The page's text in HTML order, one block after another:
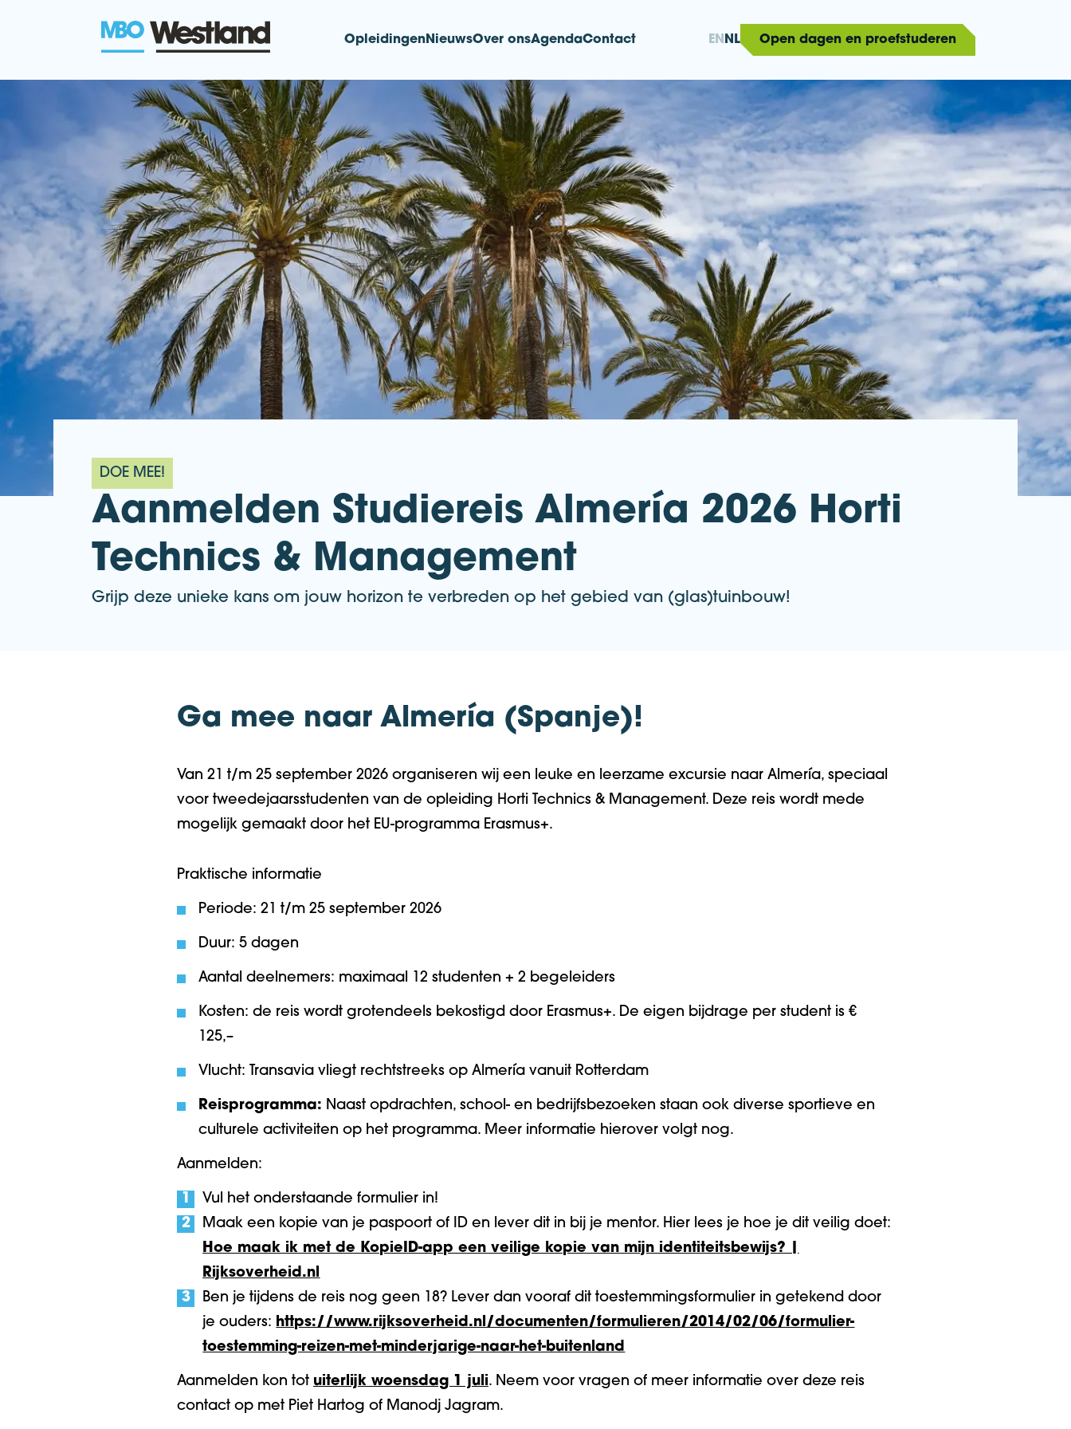
MBO Westland
OpleidingenNieuwsOver onsAgendaContact EN NL Open dagen en proefstuderen
DOE MEE!
Aanmelden Studiereis Almería 2026 Horti
Technics & Management
Grijp deze unieke kans om jouw horizon te verbreden op het gebied van (glas)tuinbouw!
Ga mee naar Almería (Spanje)!
Van 21 t/m 25 september 2026 organiseren wij een leuke en leerzame excursie naar Almería, speciaal
voor tweedejaarsstudenten van de opleiding Horti Technics & Management. Deze reis wordt mede
mogelijk gemaakt door het EU-programma Erasmus+.
Praktische informatie
Periode: 21 t/m 25 september 2026
Duur: 5 dagen
Aantal deelnemers: maximaal 12 studenten + 2 begeleiders
Kosten: de reis wordt grotendeels bekostigd door Erasmus+. De eigen bijdrage per student is €
125,–
Vlucht: Transavia vliegt rechtstreeks op Almería vanuit Rotterdam
Reisprogramma: Naast opdrachten, school- en bedrijfsbezoeken staan ook diverse sportieve en
culturele activiteiten op het programma. Meer informatie hierover volgt nog.
Aanmelden:
Vul het onderstaande formulier in!
Maak een kopie van je paspoort of ID en lever dit in bij je mentor. Hier lees je hoe je dit veilig doet:
Hoe maak ik met de KopieID-app een veilige kopie van mijn identiteitsbewijs? |
Rijksoverheid.nl
Ben je tijdens de reis nog geen 18? Lever dan vooraf dit toestemmingsformulier in getekend door
je ouders: https://www.rijksoverheid.nl/documenten/formulieren/2014/02/06/formulier-
toestemming-reizen-met-minderjarige-naar-het-buitenland
Aanmelden kon tot uiterlijk woensdag 1 juli. Neem voor vragen of meer informatie over deze reis
contact op met Piet Hartog of Manodj Jagram.